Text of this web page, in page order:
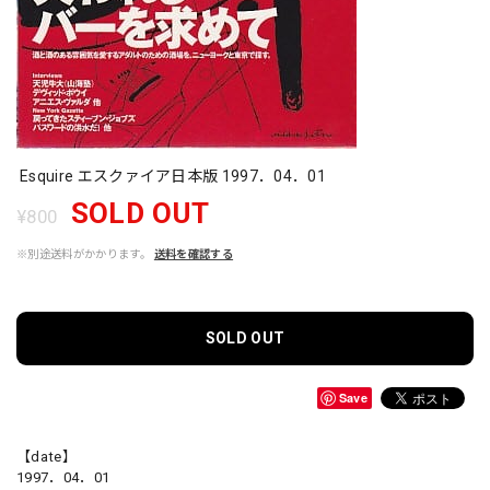
Esquire エスクァイア日本版 1997．04．01
¥800 SOLD OUT
※別途送料がかかります。 送料を確認する
SOLD OUT
Save
【date】
1997．04．01